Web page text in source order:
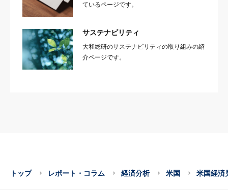
ているページです。
サステナビリティ
大和総研のサステナビリティの取り組みの紹
介ページです。
トップ レポート・コラム 経済分析 米国 米国経済